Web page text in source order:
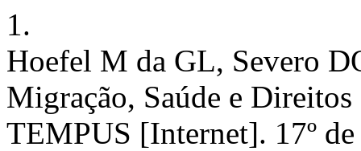
1.
Hoefel M da GL, Severo
Migração, Saúde e
TEMPUS [Internet]. 17º